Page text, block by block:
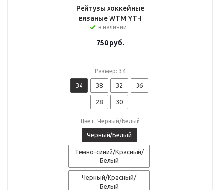
Рейтузы хоккейные
вязаные WTM YTH
в наличии
750 руб.
Размер: 34
34 38 32 36
28 30
Цвет: Черный/Белый
Черный/Белый
Темно-синий/Красный/
Белый
Черный/Красный/
Белый